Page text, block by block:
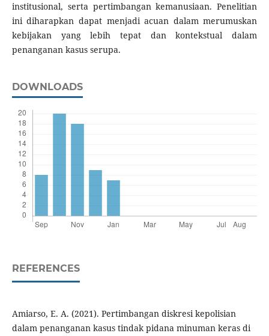
institusional, serta pertimbangan kemanusiaan. Penelitian
ini diharapkan dapat menjadi acuan dalam merumuskan
kebijakan yang lebih tepat dan kontekstual dalam
penanganan kasus serupa.
DOWNLOADS
REFERENCES
Amiarso, E. A. (2021). Pertimbangan diskresi kepolisian
dalam penanganan kasus tindak pidana minuman keras di